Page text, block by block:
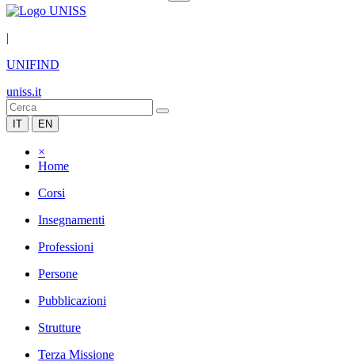
|
UNIFIND
uniss.it
IT EN
×
Home
Corsi
Insegnamenti
Professioni
Persone
Pubblicazioni
Strutture
Terza Missione